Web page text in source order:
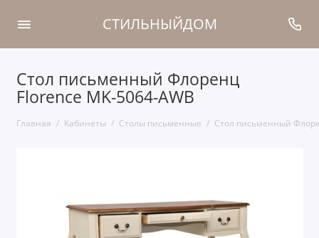
СТИЛЬНЫЙДОМ
Стол письменный Флоренц
Florence MK-5064-AWB
Главная Кабинеты Столы письменные Стол письменный